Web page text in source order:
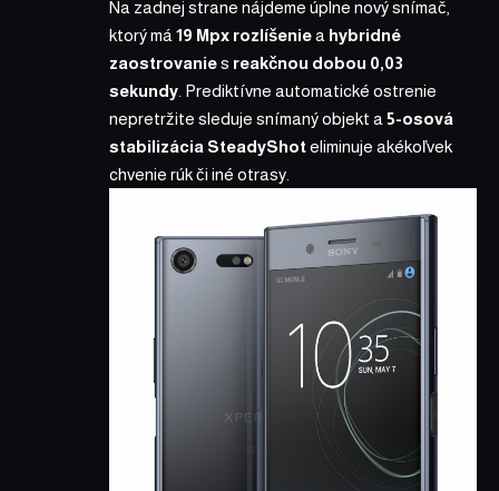
Na zadnej strane nájdeme úplne nový snímač,
ktorý má 19 Mpx rozlíšeniea hybridné
zaostrovanies reakčnou dobou 0,03
sekundy . Prediktívne automatické ostrenie
nepretržite sleduje snímaný objekt a 5-osová
stabilizácia SteadyShoteliminuje akékoľvek
chvenie rúk či iné otrasy.